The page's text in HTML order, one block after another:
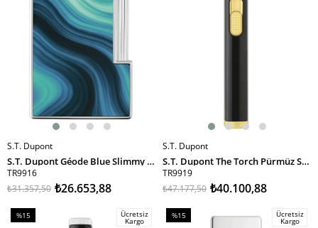
SEPETE EKLE
S.T. Dupont
S.T. Dupont Géode Blue Slimmy Puro Çakmağı 28035 TR9916
TR9916
₺26.653,88
₺31.357,50
SEPETE EKLE
S.T. Dupont
S.T. Dupont The Torch Pürmüz Siyah Gold Masa Tipi Puro Çakmağı 29002 TR9919
TR9919
₺40.100,88
₺47.177,50
%15
Ücretsiz
Kargo
%15
Ücretsiz
Kargo